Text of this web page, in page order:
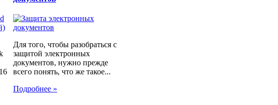
Для того, чтобы разобраться с
защитой электронных
документов, нужно прежде
всего понять, что же такое...
Подробнее »